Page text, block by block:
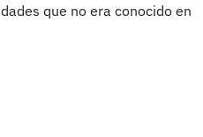
que no era conocido en